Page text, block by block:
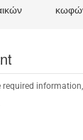
required